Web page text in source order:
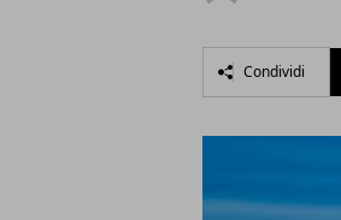
Condividi